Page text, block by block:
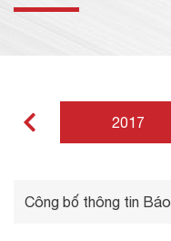
2017
Công bố thông tin